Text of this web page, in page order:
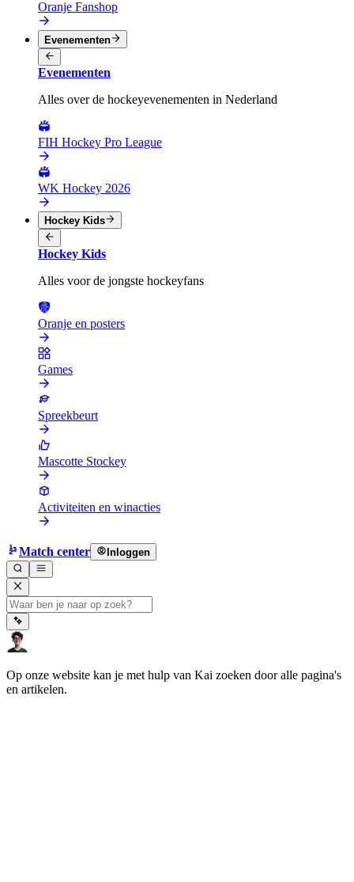
Oranje Fanshop
Evenementen
Evenementen
Alles over de hockeyevenementen in Nederland
FIH Hockey Pro League
WK Hockey 2026
Hockey Kids
Hockey Kids
Alles voor de jongste hockeyfans
Oranje en posters
Games
Spreekbeurt
Mascotte Stockey
Activiteiten en winacties
Match center Inloggen
Op onze website kan je met hulp van Kai zoeken door alle pagina's
en artikelen.